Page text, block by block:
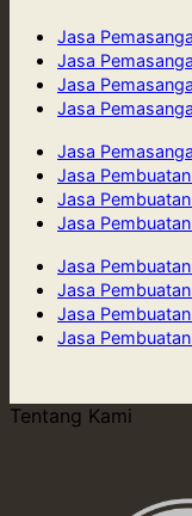
Jasa
Jasa
Jasa
Jasa
Jasa
Jasa
Jasa
Jasa
Jasa
Jasa
Jasa
Jasa
Tentang Kami